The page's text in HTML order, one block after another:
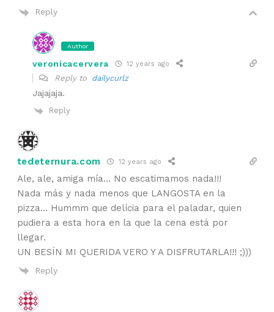
Reply
Author
veronicacervera 12 years ago
Reply to dailycurlz
Jajajaja.
Reply
tedeternura.com 12 years ago
Ale, ale, amiga mía… No escatimamos nada!!!
Nada más y nada menos que LANGOSTA en la
pizza… Hummm que delícia para el paladar, quien
pudiera a esta hora en la que la cena está por
llegar.
UN BESÍN MI QUERIDA VERO Y A DISFRUTARLA!!! ;)))
Reply